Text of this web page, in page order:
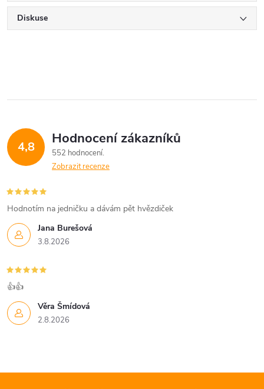
Diskuse
4,8 Hodnocení zákazníků
552 hodnocení
Zobrazit recenze
Jana Burešová
3.8.2026
Hodnotím na jedničku a dávám pět hvězdiček
Věra Šmídová
2.8.2026
👍👍